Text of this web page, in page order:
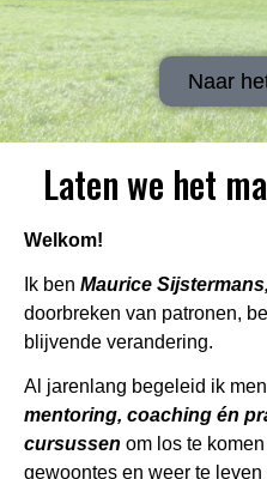
Naar
Laten we het
Welkom!
Ik ben Maurice Sijstermans,
doorbreken van patronen,
blijvende verandering.
Al jarenlang begeleid ik
mentoring, coaching én
cursussen om los te
gewoontes en weer te leven